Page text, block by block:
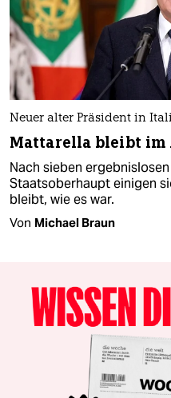
Neuer alter Präsident in
Mattarella bleibt im
Nach sieben
Staatsoberhaupt einigen
bleibt, wie es war.
Von Michael Braun